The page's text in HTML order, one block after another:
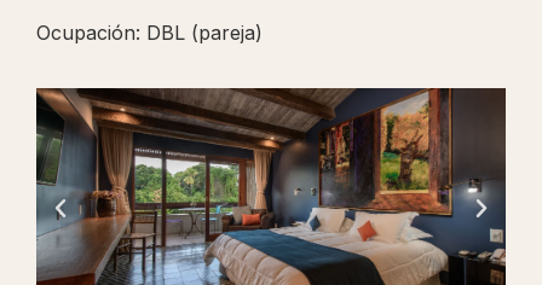
Ocupación: DBL (pareja)